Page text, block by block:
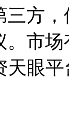
三方
。市
眼平